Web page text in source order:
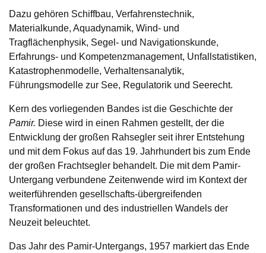
Dazu gehören Schiffbau, Verfahrenstechnik,
Materialkunde, Aquadynamik, Wind- und
Tragflächenphysik, Segel- und Navigationskunde,
Erfahrungs- und Kompetenzmanagement, Unfallstatistiken,
Katastrophenmodelle, Verhaltensanalytik,
Führungsmodelle zur See, Regulatorik und Seerecht.
Kern des vorliegenden Bandes ist die Geschichte der
Pamir. Diese wird in einen Rahmen gestellt, der die
Entwicklung der großen Rahsegler seit ihrer Entstehung
und mit dem Fokus auf das 19. Jahrhundert bis zum Ende
der großen Frachtsegler behandelt. Die mit dem Pamir-
Untergang verbundene Zeitenwende wird im Kontext der
weiterführenden gesellschafts-übergreifenden
Transformationen und des industriellen Wandels der
Neuzeit beleuchtet.
Das Jahr des Pamir-Untergangs, 1957 markiert das Ende